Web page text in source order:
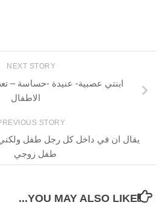
NEXT STORY
ابنتي عصبية- عنيدة -حساسة –
الاطفال
STORY
يقال ان في داخل كل رجل طفل
طفل زوجي
YOU MAY ALSO LIKE...